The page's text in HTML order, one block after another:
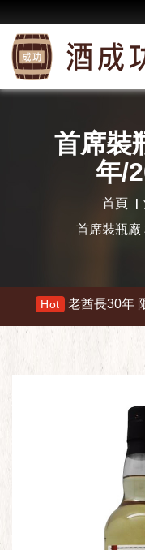
首席裝
年/
首頁
首席裝瓶廠
老酋長30年 限量木